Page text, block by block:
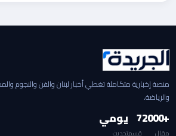
منصة إخبارية متكاملة تغطي أخبار لبنان والفن والنجوم
والرياضة.
+2000
مقال
7
قسم
يومي
تحديث